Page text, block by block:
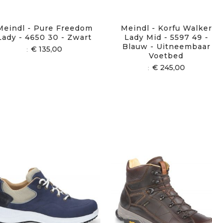
- Pure Freedom
- 4650 30 - Zwart
€ 135,00
Meindl - Korfu Walker
Lady Mid - 5597 49 -
Blauw - Uitneembaar
Voetbed
€ 245,00